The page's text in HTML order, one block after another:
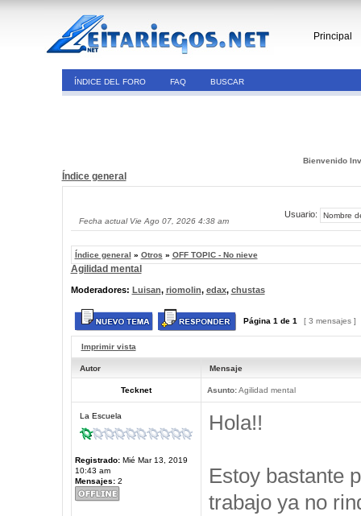
Principal
ÍNDICE DEL FORO FAQ BUSCAR
Bienvenido
Índice general
Fecha actual Vie Ago 07, 2026 4:38 am
Usuario:
Índice general » Otros » OFF TOPIC - No nieve
Agilidad mental
Moderadores: Luisan, riomolin, edax, chustas
Página 1 de 1 [ 3 mensajes ]
Imprimir vista
Autor Mensaje
Tecknet Asunto:Agilidad mental
La Escuela
Registrado:Mié Mar 13, 2019
10:43 am
Mensajes:2
Hola!!
Estoy bastante
trabajo ya no